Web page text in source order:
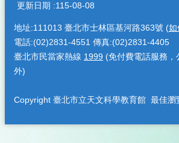
更新日期 115-08-08
地址:111013 臺北市士林區基河路363號 (如
電話:(02)2831-4551 傳真:(02)2831-4405
臺北市民當家熱線 1999 (免付費電話服務，
外)
Copyright 臺北市立天文科學教育館 最佳瀏